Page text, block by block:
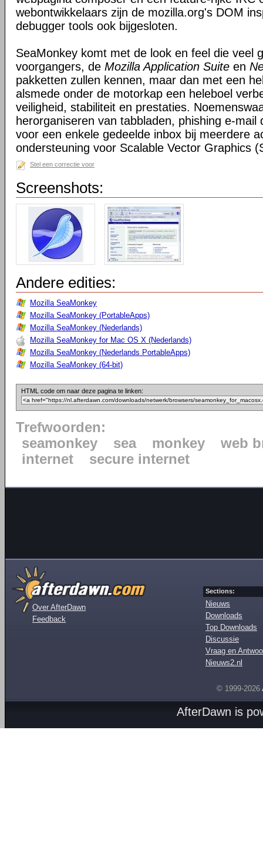
webontwikkelaars zijn de mozilla.org's DOM
debugger tools ook bijgesloten.
SeaMonkey komt met de look en feel die veel
voorgangers, de Mozilla Application Suite en
pakketten zullen kennen, maar dan met een
alsmede onder de motorkap een heleboel
veiligheid, stabiliteit en prestaties.
herorganiseren van tabbladen, phishing e-mail
voor een enkele gedeelde inbox bij meerdere
ondersteuning voor Scalable Vector Graphics
Stel een correctie voor
Screenshots:
Andere edities:
Mozilla SeaMonkey
Mozilla SeaMonkey (PortableApps)
Mozilla SeaMonkey (Nederlands)
Mozilla SeaMonkey for Mac OS X (Nederlands)
Mozilla SeaMonkey (Nederlands PortableApps)
Mozilla SeaMonkey (64-bit)
HTML code om naar deze pagina te linken:
Trefwoorden:
seamonkey
sea monkey
web
internet
secure internet
Over AfterDawn
Feedback
Sections:
Nieuws
Downloads
Top Downloads
Discussie
Vraag en
Nieuws2.nl
© 1999-2026
AfterDawn is